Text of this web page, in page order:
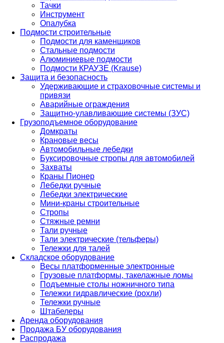
Тачки
Инструмент
Опалубка
Подмости строительные
Подмости для каменщиков
Стальные подмости
Алюминиевые подмости
Подмости КРАУЗЕ (Krause)
Защита и безопасность
Удерживающие и страховочные системы и
привязи
Аварийные ограждения
Защитно-улавливающие системы (ЗУС)
Грузоподъемное оборудование
Домкраты
Крановые весы
Автомобильные лебедки
Буксировочные стропы для автомобилей
Захваты
Краны Пионер
Лебедки ручные
Лебедки электрические
Мини-краны строительные
Стропы
Стяжные ремни
Тали ручные
Тали электрические (тельферы)
Тележки для талей
Складское оборудование
Весы платформенные электронные
Грузовые платформы, такелажные ломы
Подъемные столы ножничного типа
Тележки гидравлические (рохли)
Тележки ручные
Штабелеры
Аренда оборудования
Продажа БУ оборудования
Распродажа